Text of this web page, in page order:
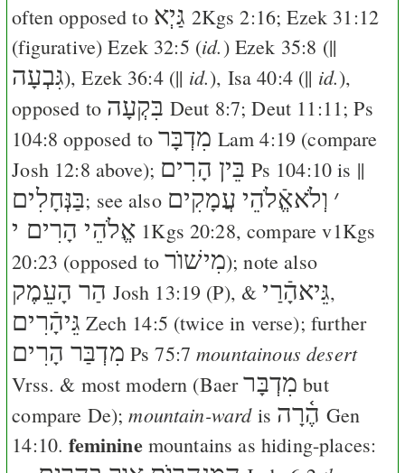
often opposed to גַּיְא 2Kgs 2:16;Ezek 31:12
(figurative)Ezek 32:5 (id.) Ezek 35:8 (||
גִּבְעָה),Ezek 36:4(|| id.), Isa 40:4(|| id.),
opposed to בִּקְעָה Deut 8:7;Deut 11:11;Ps
104:8 opposed to מִדְבָּר Lam 4:19 (compare
Josh 12:8 above); בֵּין הָרִים Ps 104:10 is ||
בַּנְּחָלִים; see also וְלֹאאֱֿלֹהֵי עֲמָקִים ׳
אֱלֹהֵי הָרִים י 1Kgs 20:28, compare v1Kgs
20:23 (opposed toמִישׁוֺר); note also
הַר הָעֵמֶק Josh 13:19 (P), &גֵּיאהָֿרַי,
גֵּיהָֿרִים Zech 14:5 (twice in verse); further
מִדְבַּר הָרִים Ps 75:7 mountainous desert
Vrss. & most modern (Baer מִדְבָּר but
compare De);mountain-wardis הֶ֫רָה Gen
14:10.femininemountains as hiding-places: